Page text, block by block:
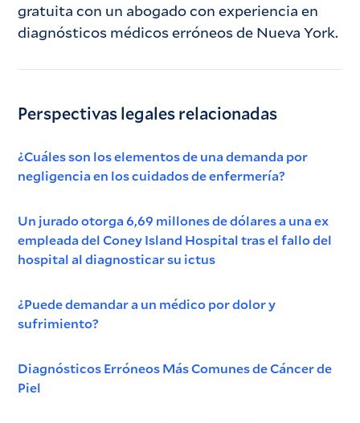
gratuita con un abogado con experiencia en
diagnósticos médicos erróneos de Nueva York.
Perspectivas legales relacionadas
¿Cuáles son los elementos de una demanda por
negligencia en los cuidados de enfermería?
Un jurado otorga 6,69 millones de dólares a una ex
empleada del Coney Island Hospital tras el fallo del
hospital al diagnosticar su ictus
¿Puede demandar a un médico por dolor y
sufrimiento?
Diagnósticos Erróneos Más Comunes de Cáncer de
Piel